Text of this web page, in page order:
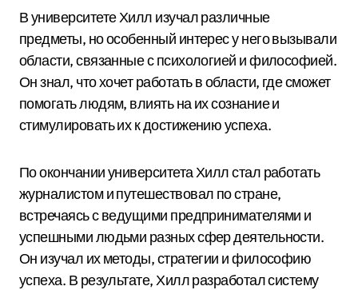
В университете Хилл изучал различные
предметы, но особенный интерес у него вызывали
области, связанные с психологией и философией.
Он знал, что хочет работать в области, где сможет
помогать людям, влиять на их сознание и
стимулировать их к достижению успеха.
По окончании университета Хилл стал работать
журналистом и путешествовал по стране,
встречаясь с ведущими предпринимателями и
успешными людьми разных сфер деятельности.
Он изучал их методы, стратегии и философию
успеха. В результате, Хилл разработал систему